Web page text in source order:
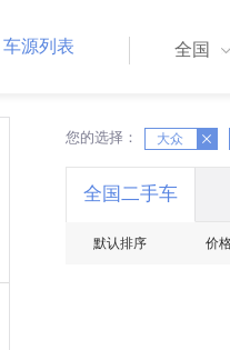
车源列表 全国
您的选择： 大众
X X
全国二手车
默认排序 价